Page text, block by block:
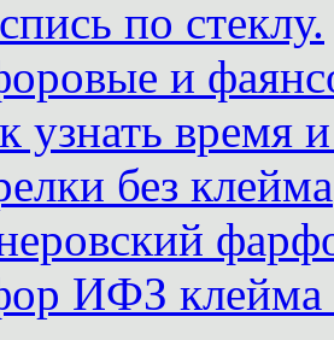
по стеклу.
и
узнать время
без клейма
ИФЗ клейма